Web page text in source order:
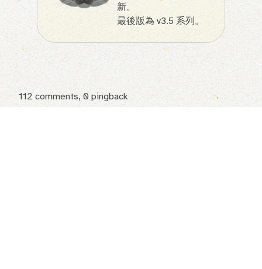
新。
最後版為 v3.5 系列。
112 comments, 0 pingback